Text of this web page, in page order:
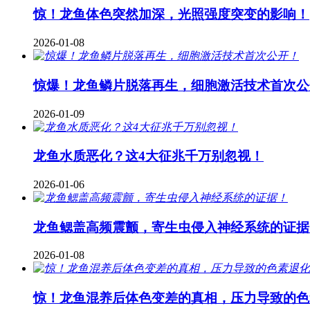
惊！龙鱼体色突然加深，光照强度突变的影响！
2026-01-08
惊爆！龙鱼鳞片脱落再生，细胞激活技术首次公
2026-01-09
龙鱼水质恶化？这4大征兆千万别忽视！
2026-01-06
龙鱼鳃盖高频震颤，寄生虫侵入神经系统的证据
2026-01-08
惊！龙鱼混养后体色变差的真相，压力导致的色